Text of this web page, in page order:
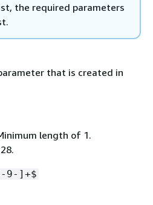
the required parameters
that is created in
length of 1.
9-]+$